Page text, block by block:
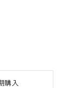
購入